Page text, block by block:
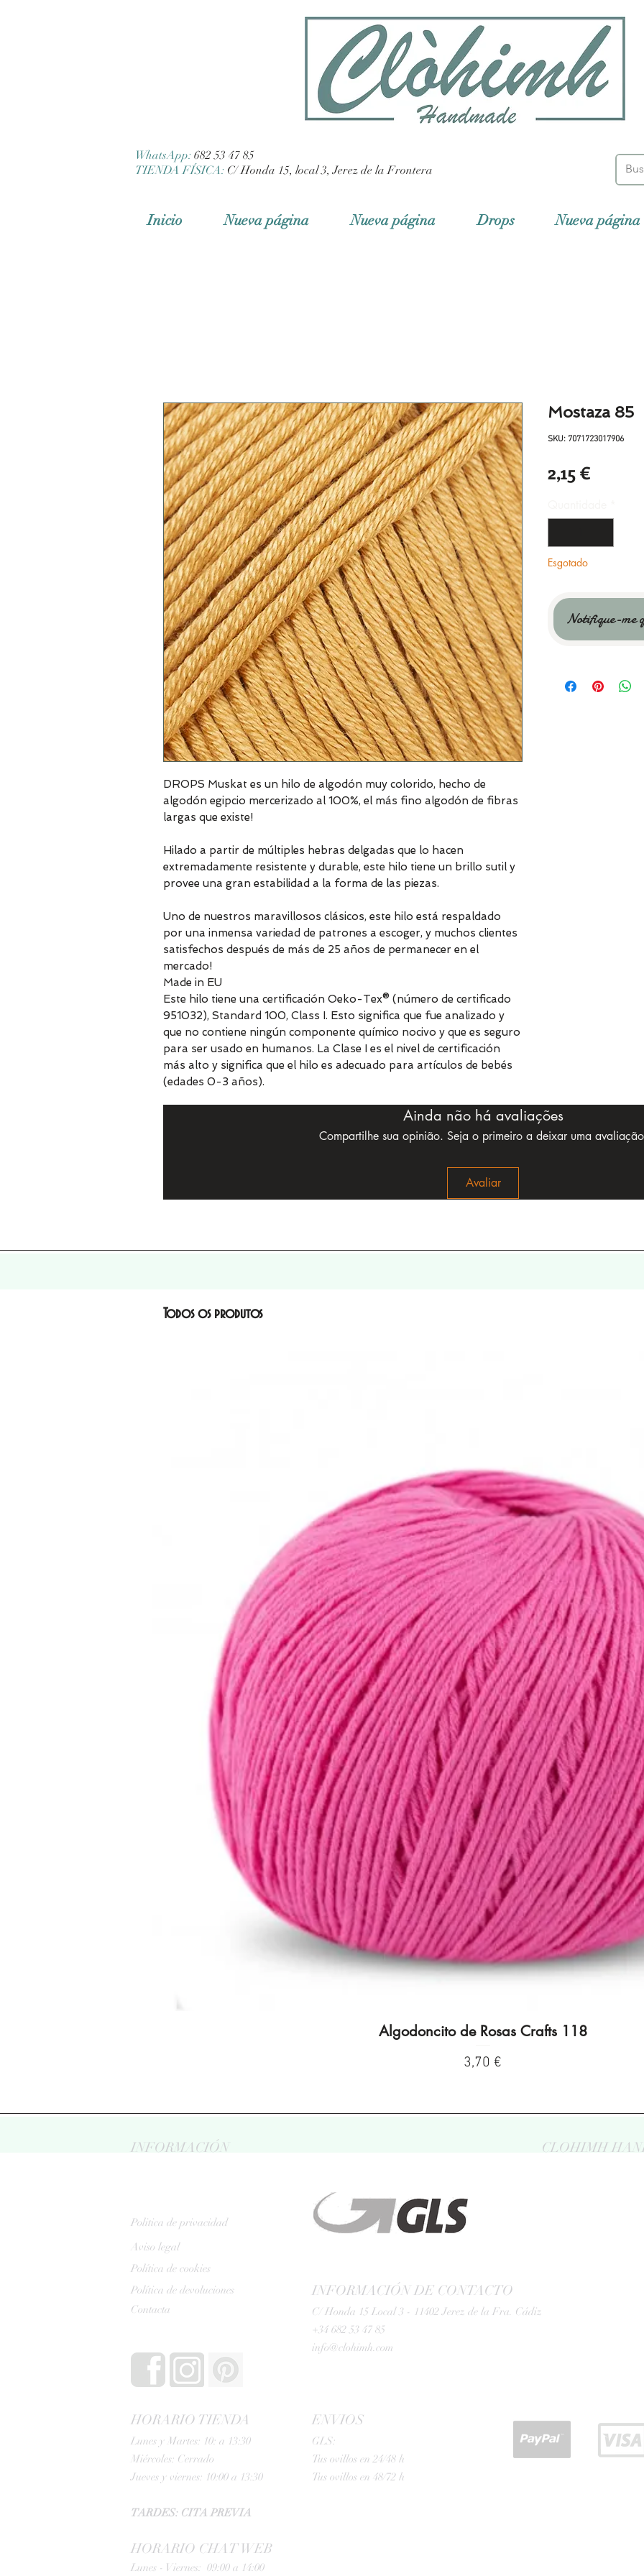
WhatsApp: 682 53 47 85
TIENDA FÍSICA: C/ Honda 15, local 3, Jerez de la Frontera
Inicio Nueva página Nueva página Drops Nueva página
DROPS Muskat es un hilo de algodón muy colorido, hecho de
algodón egipcio mercerizado al 100%, el más fino algodón de fibras
largas que existe!
Hilado a partir de múltiples hebras delgadas que lo hacen
extremadamente resistente y durable, este hilo tiene un brillo sutil y
provee una gran estabilidad a la forma de las piezas.
Uno de nuestros maravillosos clásicos, este hilo está respaldado
por una inmensa variedad de patrones a escoger, y muchos clientes
satisfechos después de más de 25 años de permanecer en el
mercado!
Made in EU
Este hilo tiene una certificación Oeko-Tex® (número de certificado
951032), Standard 100, Class I. Esto significa que fue analizado y
que no contiene ningún componente químico nocivo y que es seguro
para ser usado en humanos. La Clase I es el nivel de certificación
más alto y significa que el hilo es adecuado para artículos de bebés
(edades 0-3 años).
Mostaza 85
SKU: 7071723017906
2,15 €
Esgotado
Notifique-me
Ainda não há avaliações
Compartilhe sua opinião. Seja o primeiro a deixar uma
Avaliar
Todos os produtos
Visualização rápida
Algodoncito de Rosas Crafts 118
Preço
3,70 €
INFORMACIÓN CLOHIMH
Politica de privacidad
Aviso legal
Política de cookies
Política de devoluciones
Contacta
INFORMACIÓN DE CONTACTO
C/ Honda 15 Local 3 - 11402 Jerez de la Fra. Cádiz
+34 682 53 47 85
info@clohimh.com
HORARIO TIENDA
Lunes y Martes: 10: a 13:30
Miércoles: Cerrado
Jueves y viernes: 10:00 a 13:30
TARDES: CITA PREVIA
HORARIO CHAT WEB
Lunes - Viernes: 09:00 a 14:00
ENVIOS
GLS:
Tus ovillos en 24/48 h
Tus ovillos en 48/72 h